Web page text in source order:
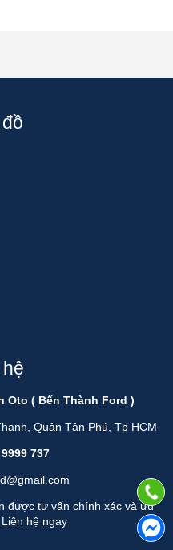
Oto ( Bến Thành Ford )
Quận Tân Phú, Tp HCM
737
được tư vấn chính xác và ưu
Liên hệ ngay